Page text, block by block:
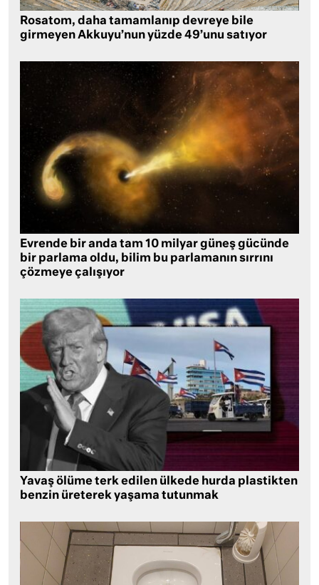
Rosatom, daha tamamlanıp devreye bile
girmeyen Akkuyu’nun yüzde 49’unu satıyor
Evrende bir anda tam 10 milyar güneş gücünde
bir parlama oldu, bilim bu parlamanın sırrını
çözmeye çalışıyor
Yavaş ölüme terk edilen ülkede hurda plastikten
benzin üreterek yaşama tutunmak